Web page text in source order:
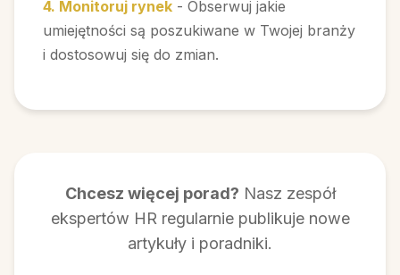
4. Monitoruj rynek - Obserwuj jakie
umiejętności są poszukiwane w Twojej branży
i dostosowuj się do zmian.
Chcesz więcej porad? Nasz zespół
ekspertów HR regularnie publikuje nowe
artykuły i poradniki.